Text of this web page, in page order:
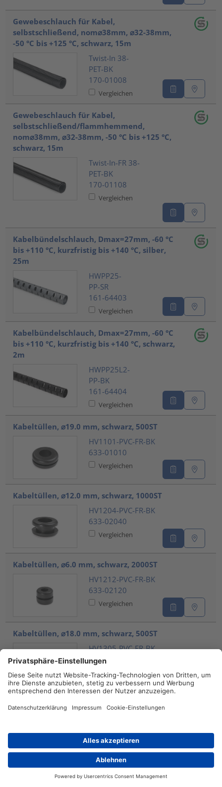
Gewebeschlauch für Kabel,
selbstschließend, nom⌀38mm, ⌀32-38mm,
-50 °C bis +125 °C, schwarz, 15m
Twist-In 38-
PET-BK
170-01008
Vergleichen
Gewebeschlauch für Kabel,
selbstschließend/flammhemmend,
nom⌀38mm, ⌀32-38mm, -50 °C bis +125 °C,
schwarz, 15m
Twist-In-FR 38-
PET-BK
170-01108
Vergleichen
Kabelbündelschlauch, Dmax=27mm, -60 °C
bis +110 °C, kurzfristig bis +140 °C, silber,
25m
HWPP25-
PP-SR
161-64403
Vergleichen
Kabelbündelschlauch, Dmax=27mm, -60 °C
bis +110 °C, kurzfristig bis +140 °C, schwarz,
2m
HWPP25L2-
PP-BK
161-64404
Vergleichen
Kabeltüllen, ⌀19.0 mm, schwarz, 500ST
HV1101-PVC-FR-BK
633-01010
Vergleichen
Kabeltüllen, ⌀12.0 mm, schwarz, 1000ST
HV1204-PVC-FR-BK
633-02040
Vergleichen
Kabeltüllen, ⌀6.0 mm, schwarz, 2000ST
HV1212-PVC-FR-BK
633-02120
Vergleichen
Kabeltüllen, ⌀18.0 mm, schwarz, 500ST
HV1305-PVC-FR-BK
633-03050
Vergleichen
Vergleichen
-60 °C bis +80 °C, kurzfristig bis +120 °C, weiß, 30m
Händlersuche Kontakt